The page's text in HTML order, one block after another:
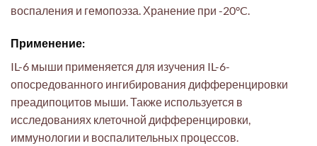
воспаления и гемопоэза. Хранение при -20°C.
Применение:
IL-6 мыши применяется для изучения IL-6-
опосредованного ингибирования дифференцировки
преадипоцитов мыши. Также используется в
исследованиях клеточной дифференцировки,
иммунологии и воспалительных процессов.